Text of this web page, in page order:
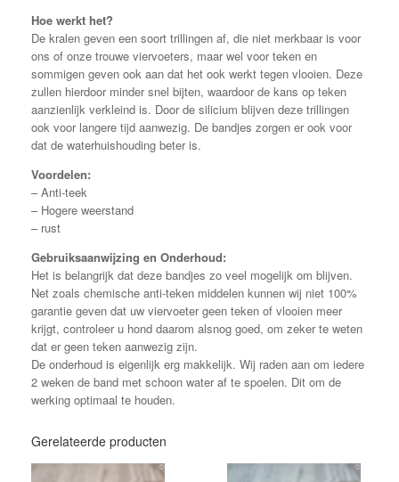
Hoe werkt het?
De kralen geven een soort trillingen af, die niet merkbaar is voor
ons of onze trouwe viervoeters, maar wel voor teken en
sommigen geven ook aan dat het ook werkt tegen vlooien. Deze
zullen hierdoor minder snel bijten, waardoor de kans op teken
aanzienlijk verkleind is. Door de silicium blijven deze trillingen
ook voor langere tijd aanwezig. De bandjes zorgen er ook voor
dat de waterhuishouding beter is.
Voordelen:
– Anti-teek
– Hogere weerstand
– rust
Gebruiksaanwijzing en Onderhoud:
Het is belangrijk dat deze bandjes zo veel mogelijk om blijven.
Net zoals chemische anti-teken middelen kunnen wij niet 100%
garantie geven dat uw viervoeter geen teken of vlooien meer
krijgt, controleer u hond daarom alsnog goed, om zeker te weten
dat er geen teken aanwezig zijn.
De onderhoud is eigenlijk erg makkelijk. Wij raden aan om iedere
2 weken de band met schoon water af te spoelen. Dit om de
werking optimaal te houden.
Gerelateerde producten